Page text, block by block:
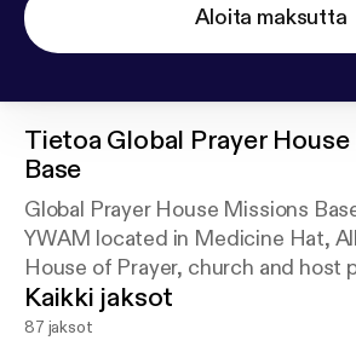
Aloita maksutta
Tietoa Global Prayer
Base
Global Prayer House Missions
YWAM located in Medicine Hat,
House of Prayer, church and host
and events.
Kaikki jaksot
87 jaksot